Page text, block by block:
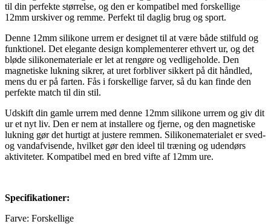
til din perfekte størrelse, og den er kompatibel med forskellige
12mm urskiver og remme. Perfekt til daglig brug og sport.
Denne 12mm silikone urrem er designet til at være både stilfuld og
funktionel. Det elegante design komplementerer ethvert ur, og det
bløde silikonemateriale er let at rengøre og vedligeholde. Den
magnetiske lukning sikrer, at uret forbliver sikkert på dit håndled,
mens du er på farten. Fås i forskellige farver, så du kan finde den
perfekte match til din stil.
Udskift din gamle urrem med denne 12mm silikone urrem og giv dit
ur et nyt liv. Den er nem at installere og fjerne, og den magnetiske
lukning gør det hurtigt at justere remmen. Silikonematerialet er sved-
og vandafvisende, hvilket gør den ideel til træning og udendørs
aktiviteter. Kompatibel med en bred vifte af 12mm ure.
Specifikationer:
Farve: Forskellige